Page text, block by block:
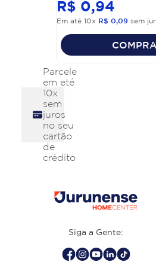
R$ 0,94
Em até10x R$ 0,09 sem
Parcele
em eté
10x
sem
juros
no seu
cartão
de
crédito
Siga a Gente: